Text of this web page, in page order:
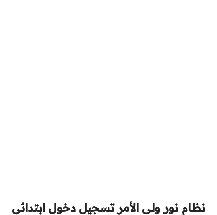
نظام نور ولي الأمر تسجيل دخول ابتدائي